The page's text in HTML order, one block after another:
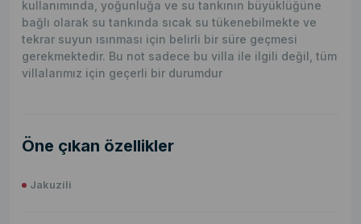
kullanımında, yoğunluğa ve su tankının büyüklüğüne
bağlı olarak su tankında sıcak su tükenebilmekte ve
tekrar suyun ısınması için belirli bir süre geçmesi
gerekmektedir. Bu not sadece bu villa ile ilgili değil, tüm
villalarımız için geçerli bir durumdur
Öne çıkan özellikler
Jakuzili